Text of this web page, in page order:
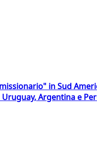
in Sud
Argentina e